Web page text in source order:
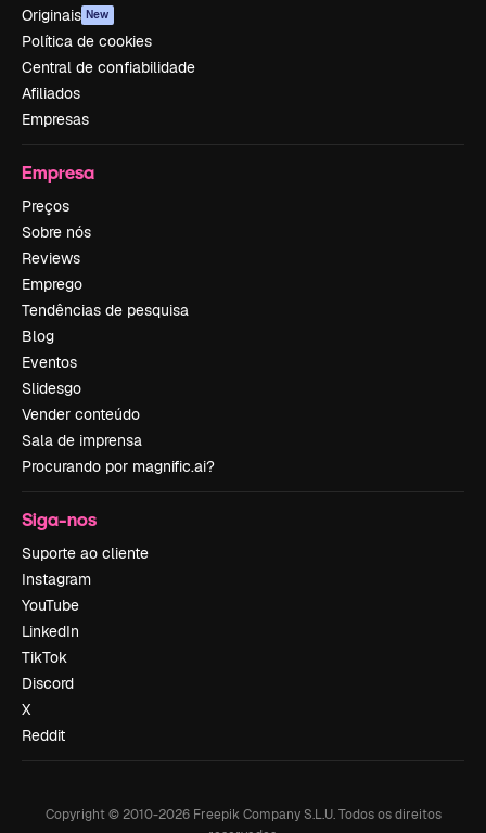
Originais New
Política de cookies
Central de confiabilidade
Afiliados
Empresas
Empresa
Preços
Sobre nós
Reviews
Emprego
Tendências de pesquisa
Blog
Eventos
Slidesgo
Vender conteúdo
Sala de imprensa
Procurando por magnific.ai?
Siga-nos
Suporte ao cliente
Instagram
YouTube
LinkedIn
TikTok
Discord
X
Reddit
Copyright © 2010-2026Freepik Company S.L.U. Todos os direitos